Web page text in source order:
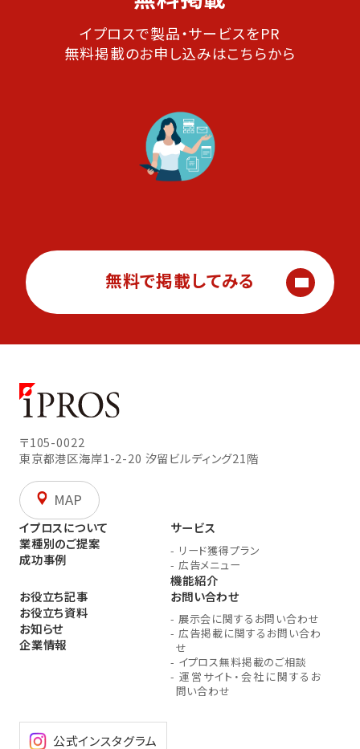
イプロスで製品・サービスをPR
無料掲載のお申し込みはこちらから
無料で掲載してみる
〒105-0022
東京都港区海岸1-2-20 汐留ビルディング21階
MAP
イプロスについて
業種別のご提案
成功事例
サービス
- リード獲得プラン
- 広告メニュー
機能紹介
お役立ち記事
お役立ち資料
お知らせ
企業情報
お問い合わせ
- 展示会に関するお問い合わせ
- 広告掲載に関するお問い合わ
せ
- イプロス無料掲載のご相談
- 運営サイト・会社に関するお
問い合わせ
公式インスタグラム